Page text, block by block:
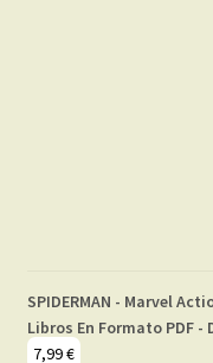
SPIDERMAN - Marvel
Libros En Formato PDF
7,99€